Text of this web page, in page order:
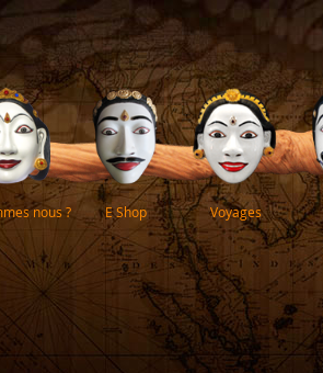
nous ? E Shop Voyages